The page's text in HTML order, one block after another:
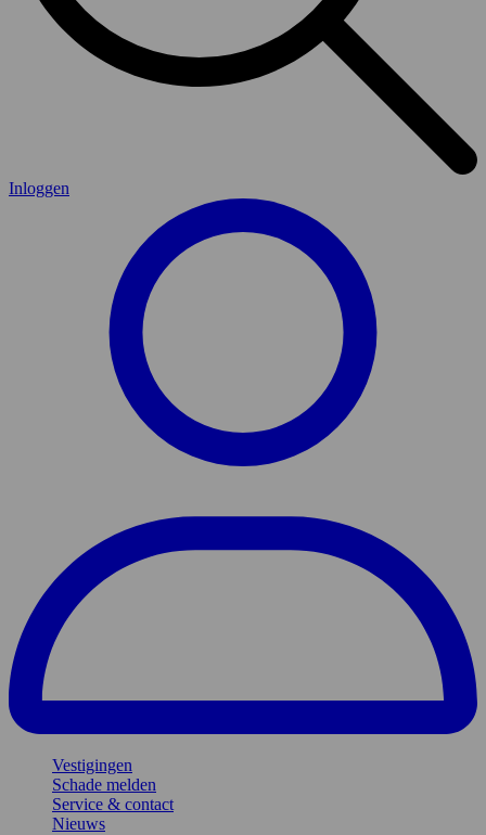
Inloggen
Vestigingen
Schade melden
Service & contact
Nieuws